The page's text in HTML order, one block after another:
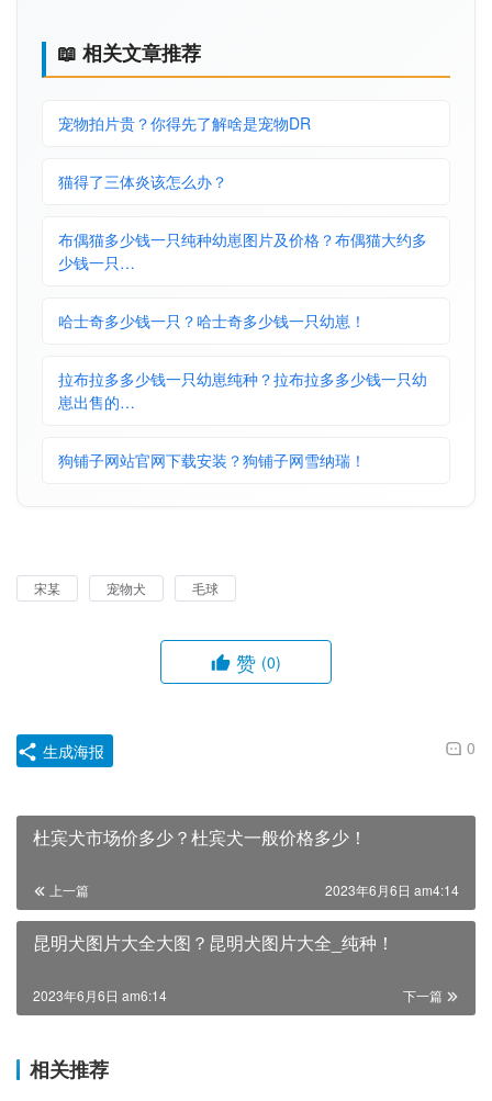
📖 相关文章推荐
宠物拍片贵？你得先了解啥是宠物DR
猫得了三体炎该怎么办？
布偶猫多少钱一只纯种幼崽图片及价格？布偶猫大约多
少钱一只…
哈士奇多少钱一只？哈士奇多少钱一只幼崽！
拉布拉多多少钱一只幼崽纯种？拉布拉多多少钱一只幼
崽出售的…
狗铺子网站官网下载安装？狗铺子网雪纳瑞！
宋某 宠物犬 毛球
赞 (0)
0
生成海报
杜宾犬市场价多少？杜宾犬一般价格多少！
上一篇 2023年6月6日 am4:14
昆明犬图片大全大图？昆明犬图片大全_纯种！
下一篇
2023年6月6日 am6:14
相关推荐